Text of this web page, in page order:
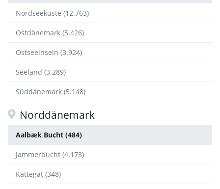
Nordseeküste (12.763)
Ostdänemark (5.426)
Ostseeinseln (3.924)
Seeland (3.289)
Süddänemark (5.148)
Norddänemark
Aalbæk Bucht (484)
Jammerbucht (4.173)
Kattegat (348)